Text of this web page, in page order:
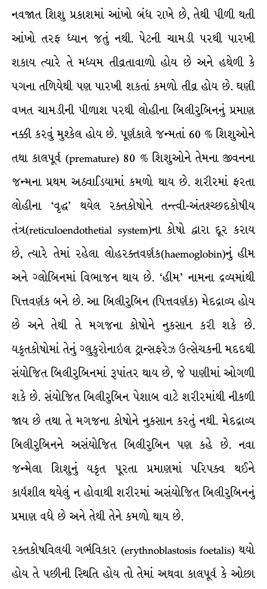
નવજાત શિશુ પ્રકાશમાં આંખો બંધ રાખે છે, તેથી પીળી થતી
આંખો તરફ ધ્યાન જતું નથી. પેટની ચામડી પરથી પારખી
શકાય ત્યારે તે મધ્યમ તીવ્રતાવાળો હોય છે અને હથેળી કે
પગના તળિયેથી પણ પારખી શકતાં કમળો તીવ્ર હોય છે. ઘણી
વખત ચામડીની પીળાશ પરથી લોહીના બિલીરુબિનનું પ્રમાણ
નક્કી કરવું મુશ્કેલ હોય છે. પૂર્ણકાલે જન્મતાં 60 % શિશુઓને
તથા કાલપૂર્વ (premature) 80 % શિશુઓને તેમના જીવનના
જન્મના પ્રથમ અઠવાડિયામાં કમળો થાય છે. શરીરમાં ફરતા
લોહીના ‘વૃદ્ધ’ થયેલ રક્તકોષોને તન્ત્વી-અંતશ્ચ્છદકોષીય
તંત્ર(reticuloendothetial system)ના કોષો દ્વારા દૂર કરાય
છે, ત્યારે તેમાં રહેલા લોહરક્તવર્ણક(haemoglobin)નું હીમ
અને ગ્લોબિનમાં વિભાજન થાય છે. ‘હીમ’ નામના દ્રવ્યમાંથી
પિત્તવર્ણક બને છે. આ બિલીરુબિન (પિત્તવર્ણક) મેદદ્રાવ્ય હોય
છે અને તેથી તે મગજના કોષોને નુકસાન કરી શકે છે.
યકૃતકોષોમાં તેનું ગ્લુકુરોનાઇલ ટ્રાન્સફરેઝ ઉત્સેચકની મદદથી
સંયોજિત બિલીરુબિનમાં રૂપાંતર થાય છે, જે પાણીમાં ઓગળી
શકે છે. સંયોજિત બિલીરુબિન પેશાબ વાટે શરીરમાંથી નીકળી
જાય છે તથા તે મગજના કોષોને નુકસાન કરતું નથી. મેદદ્રાવ્ય
બિલીરુબિનને અસંયોજિત બિલીરુબિન પણ કહે છે. નવા
જન્મેલા શિશુનું યકૃત પૂરતા પ્રમાણમાં પરિપક્વ થઈને
કાર્યશીલ થયેલું ન હોવાથી શરીરમાં અસંયોજિત બિલીરુબિનનું
પ્રમાણ વધે છે અને તેથી તેને કમળો થાય છે.
રક્તકોષવિલયી ગર્ભવિકાર (erythnoblastosis foetalis) થયો
હોય તે પછીની સ્થિતિ હોય તો તેમાં અથવા કાલપૂર્વ કે ઓછા